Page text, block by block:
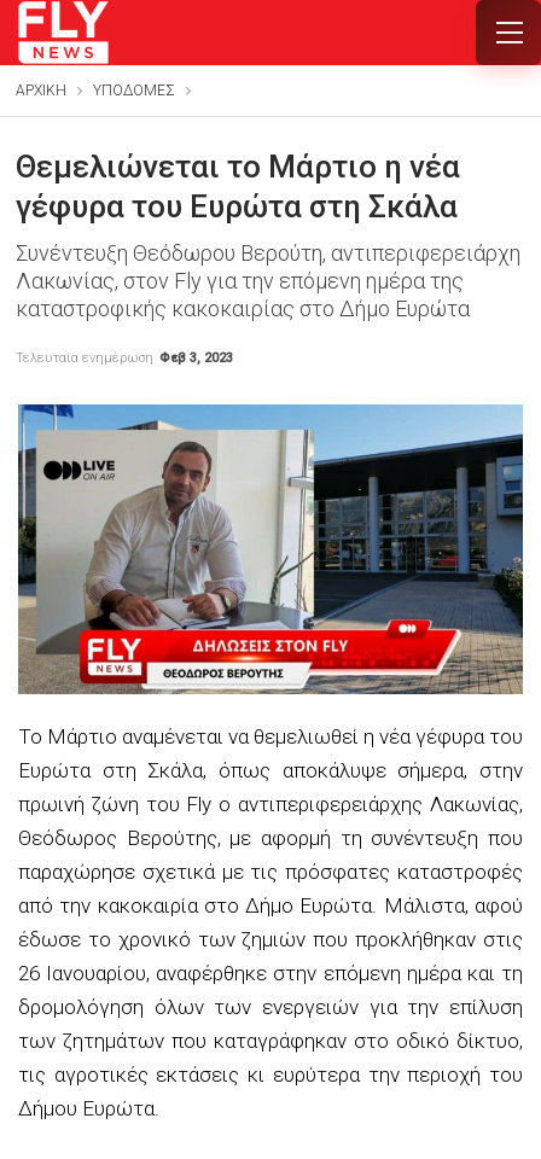
ΑΡΧΙΚΗ ΥΠΟΔΟΜΕΣ
Θεμελιώνεται το Μάρτιο η νέα
γέφυρα του Ευρώτα στη Σκάλα
Συνέντευξη Θεόδωρου Βερούτη, αντιπεριφερειάρχη
Λακωνίας, στον Fly για την επόμενη ημέρα της
καταστροφικής κακοκαιρίας στο Δήμο Ευρώτα
Τελευταία ενημέρωση Φεβ 3, 2023
Το Μάρτιο αναμένεται να θεμελιωθεί η νέα γέφυρα του
Ευρώτα στη Σκάλα, όπως αποκάλυψε σήμερα, στην
πρωινή ζώνη του Fly ο αντιπεριφερειάρχης Λακωνίας,
Θεόδωρος Βερούτης, με αφορμή τη συνέντευξη που
παραχώρησε σχετικά με τις πρόσφατες καταστροφές
από την κακοκαιρία στο Δήμο Ευρώτα. Μάλιστα, αφού
έδωσε το χρονικό των ζημιών που προκλήθηκαν στις
26 Ιανουαρίου, αναφέρθηκε στην επόμενη ημέρα και τη
δρομολόγηση όλων των ενεργειών για την επίλυση
των ζητημάτων που καταγράφηκαν στο οδικό δίκτυο,
τις αγροτικές εκτάσεις κι ευρύτερα την περιοχή του
Δήμου Ευρώτα.